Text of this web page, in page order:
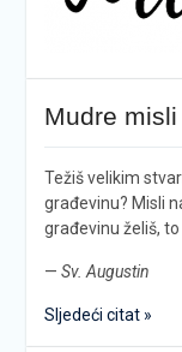
Mudre misli
Težiš velikim
građevinu? Misli
građevinu želiš,
— Sv. Augustin
Sljedeći citat »